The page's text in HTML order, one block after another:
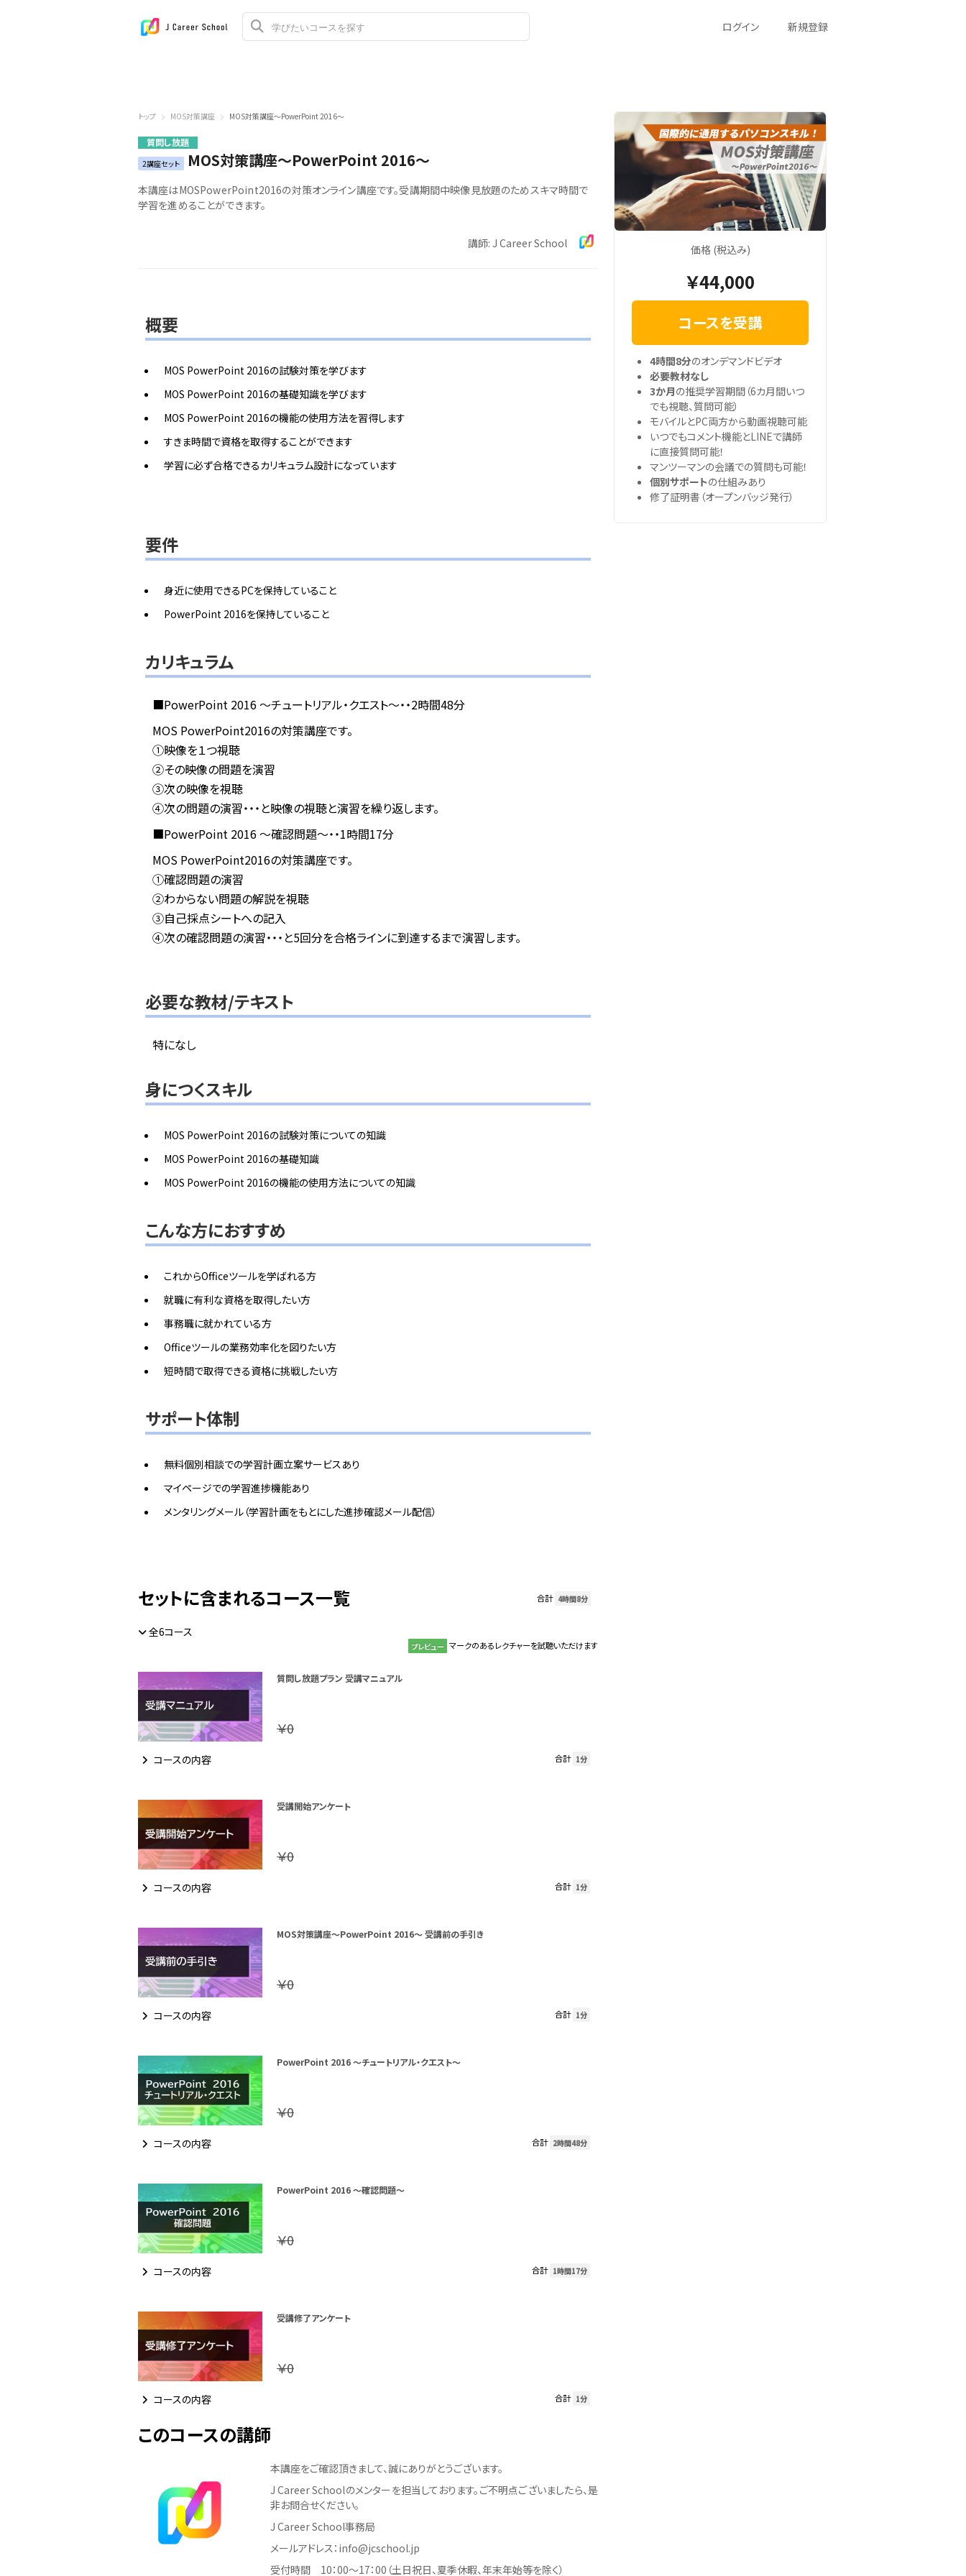
ログイン
ログイン
新規登録
トップ MOS対策講座 MOS対策講座～PowerPoint 2016～
質問し放題
2講座セット MOS対策講座～PowerPoint 2016～
本講座はMOSPowerPoint2016の対策オンライン講座です。受講期間中映像見放題のためスキマ時間で
学習を進めることができます。
講師: J Career School
概要
MOS PowerPoint 2016の試験対策を学びます
MOS PowerPoint 2016の基礎知識を学びます
MOS PowerPoint 2016の機能の使用方法を習得します
すきま時間で資格を取得することができます
学習に必ず合格できるカリキュラム設計になっています
要件
身近に使用できるPCを保持していること
PowerPoint 2016を保持していること
カリキュラム
■PowerPoint 2016 ～チュートリアル・クエスト～・・2時間48分
MOS PowerPoint2016の対策講座です。
①映像を１つ視聴
②その映像の問題を演習
③次の映像を視聴
④次の問題の演習・・・と映像の視聴と演習を繰り返します。
■PowerPoint 2016 ～確認問題～・・1時間17分
MOS PowerPoint2016の対策講座です。
①確認問題の演習
②わからない問題の解説を視聴
③自己採点シートへの記入
④次の確認問題の演習・・・と5回分を合格ラインに到達するまで演習します。
必要な教材/テキスト
特になし
身につくスキル
MOS PowerPoint 2016の試験対策についての知識
MOS PowerPoint 2016の基礎知識
MOS PowerPoint 2016の機能の使用方法についての知識
こんな方におすすめ
これからOfficeツールを学ばれる方
就職に有利な資格を取得したい方
事務職に就かれている方
Officeツールの業務効率化を図りたい方
短時間で取得できる資格に挑戦したい方
サポート体制
無料個別相談での学習計画立案サービスあり
マイページでの学習進捗機能あり
メンタリングメール（学習計画をもとにした進捗確認メール配信）
セットに含まれるコース一覧 合計 4時間8分
全6コース
プレビュー マークのあるレクチャーを試聴いただけます
質問し放題プラン 受講マニュアル
￥0
コースの内容 合計 1分
受講開始アンケート
￥0
コースの内容 合計 1分
MOS対策講座～PowerPoint 2016～ 受講前の手引き
￥0
コースの内容 合計 1分
PowerPoint 2016 ～チュートリアル・クエスト～
￥0
コースの内容 合計 2時間48分
PowerPoint 2016 ～確認問題～
￥0
コースの内容 合計 1時間17分
受講修了アンケート
￥0
コースの内容 合計 1分
このコースの講師
本講座をご確認頂きまして、誠にありがとうございます。
J Career Schoolのメンターを担当しております。ご不明点ございましたら、是
非お問合せください。
J Career School事務局
メールアドレス：info@jcschool.jp
受付時間 10：00〜17：00（土日祝日、夏季休暇、年末年始等を除く）
価格 (税込み)
￥44,000
コースを受講
4時間8分のオンデマンドビデオ
必要教材なし
3か月の推奨学習期間（6カ月間いつ
でも視聴、質問可能）
モバイルとPC両方から動画視聴可能
いつでもコメント機能とLINEで講師
に直接質問可能！
マンツーマンの会議での質問も可能！
個別サポートの仕組みあり
修了証明書（オープンバッジ発行）